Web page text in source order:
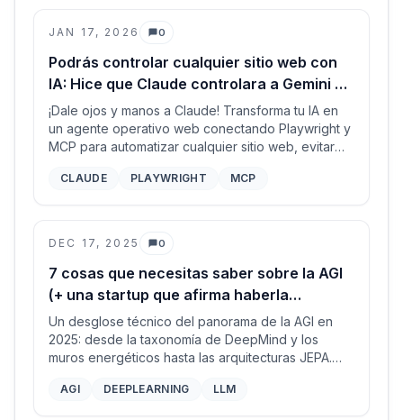
JAN 17, 2026 0
Comentarios
Podrás controlar cualquier sitio web con
IA: Hice que Claude controlara a Gemini y
es alucinante
¡Dale ojos y manos a Claude! Transforma tu IA en
un agente operativo web conectando Playwright y
MCP para automatizar cualquier sitio web, evitar
de trabajo basados en el navegador.
CLAUDE PLAYWRIGHT MCP
DEC 17, 2025 0
Comentarios
7 cosas que necesitas saber sobre la AGI
(+ una startup que afirma haberla
resuelto)
Un desglose técnico del panorama de la AGI en
2025: desde la taxonomía de DeepMind y los
muros energéticos hasta las arquitecturas JEPA.
Integral AI sobre el "primer modelo capaz de AGI".
AGI DEEPLEARNING LLM